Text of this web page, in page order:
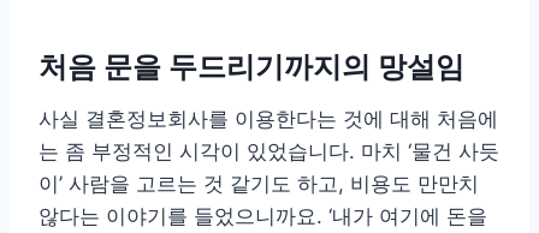
처음 문을 두드리기까지의 망설임
사실 결혼정보회사를 이용한다는 것에 대해 처음에
는 좀 부정적인 시각이 있었습니다. 마치 ‘물건 사듯
이’ 사람을 고르는 것 같기도 하고, 비용도 만만치
않다는 이야기를 들었으니까요. ‘내가 여기에 돈을